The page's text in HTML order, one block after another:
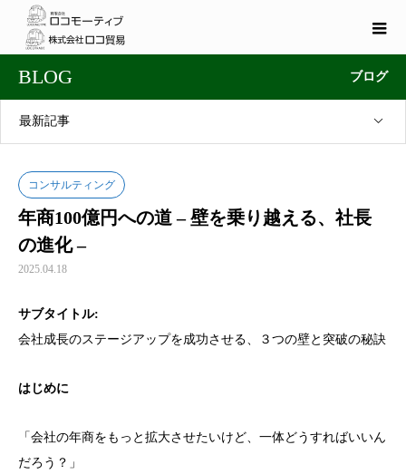
BLOG ブログ
最新記事
コンサルティング
年商100億円への道 – 壁を乗り越える、社長
の進化 –
2025.04.18
サブタイトル:
会社成長のステージアップを成功させる、３つの壁と突破の秘訣
はじめに
「会社の年商をもっと拡大させたいけど、一体どうすればいいん
だろう？」